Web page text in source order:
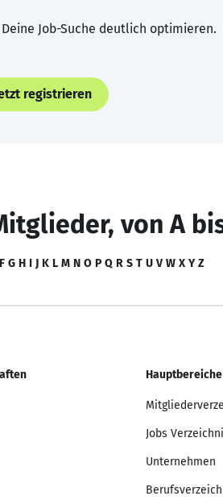
Job-Suche deutlich optimieren.
registrieren
von A
F G H I J K L M N O P Q R S T U V W X Y Z
Hauptbereiche
Jobs
Unternehmen